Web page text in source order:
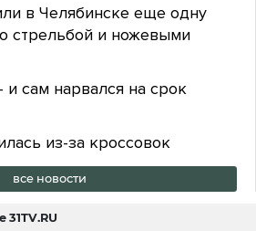
в Челябинске еще одну
стрельбой и ножевыми
сам нарвался на срок
из-за кроссовок
все новости
31TV.RU